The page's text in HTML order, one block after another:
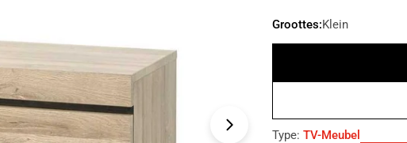
Open media 1 in modal
Groottes:Klein
Type: TV-Meubel